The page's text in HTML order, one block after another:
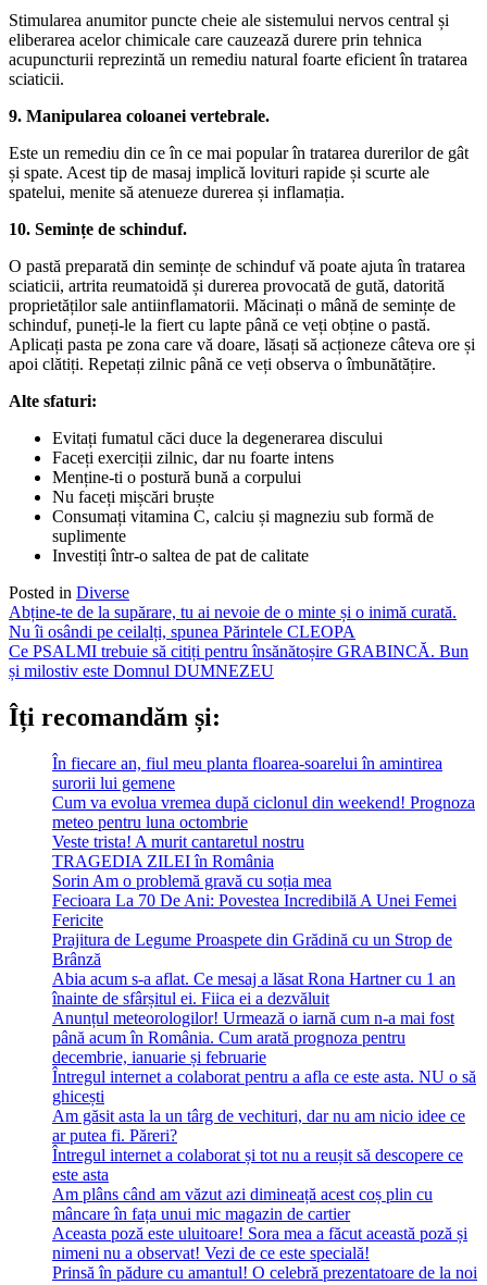
Stimularea anumitor puncte cheie ale sistemului nervos central și
eliberarea acelor chimicale care cauzează durere prin tehnica
acupuncturii reprezintă un remediu natural foarte eficient în tratarea
sciaticii.
9. Manipularea coloanei vertebrale.
Este un remediu din ce în ce mai popular în tratarea durerilor de gât
și spate. Acest tip de masaj implică lovituri rapide și scurte ale
spatelui, menite să atenueze durerea și inflamația.
10. Semințe de schinduf.
O pastă preparată din semințe de schinduf vă poate ajuta în tratarea
sciaticii, artrita reumatoidă și durerea provocată de gută, datorită
proprietăților sale antiinflamatorii. Măcinați o mână de semințe de
schinduf, puneți-le la fiert cu lapte până ce veți obține o pastă.
Aplicați pasta pe zona care vă doare, lăsați să acționeze câteva ore și
apoi clătiți. Repetați zilnic până ce veți observa o îmbunătățire.
Alte sfaturi:
Evitați fumatul căci duce la degenerarea discului
Faceți exerciții zilnic, dar nu foarte intens
Menține-ti o postură bună a corpului
Nu faceți mișcări bruște
Consumați vitamina C, calciu și magneziu sub formă de
suplimente
Investiți într-o saltea de pat de calitate
Posted in Diverse
Post
navigation
Abține-te de la supărare, tu ai nevoie de o minte și o inimă curată.
Nu îi osândi pe ceilalți, spunea Părintele CLEOPA
Ce PSALMI trebuie să citiți pentru însănătoșire GRABINCĂ. Bun
și milostiv este Domnul DUMNEZEU
Îți recomandăm și:
În fiecare an, fiul meu planta floarea-soarelui în amintirea
surorii lui gemene
Cum va evolua vremea după ciclonul din weekend! Prognoza
meteo pentru luna octombrie
Veste trista! A murit cantaretul nostru
TRAGEDIA ZILEI în România
Sorin Am o problemă gravă cu soția mea
Fecioara La 70 De Ani: Povestea Incredibilă A Unei Femei
Fericite
Prajitura de Legume Proaspete din Grădină cu un Strop de
Brânză
Abia acum s-a aflat. Ce mesaj a lăsat Rona Hartner cu 1 an
înainte de sfârșitul ei. Fiica ei a dezvăluit
Anunțul meteorologilor! Urmează o iarnă cum n-a mai fost
până acum în România. Cum arată prognoza pentru
decembrie, ianuarie și februarie
Întregul internet a colaborat pentru a afla ce este asta. NU o să
ghicești
Am găsit asta la un târg de vechituri, dar nu am nicio idee ce
ar putea fi. Păreri?
Întregul internet a colaborat și tot nu a reușit să descopere ce
este asta
Am plâns când am văzut azi dimineață acest coș plin cu
mâncare în fața unui mic magazin de cartier
Aceasta poză este uluitoare! Sora mea a făcut această poză și
nimeni nu a observat! Vezi de ce este specială!
Prinsă în pădure cu amantul! O celebră prezentatoare de la noi